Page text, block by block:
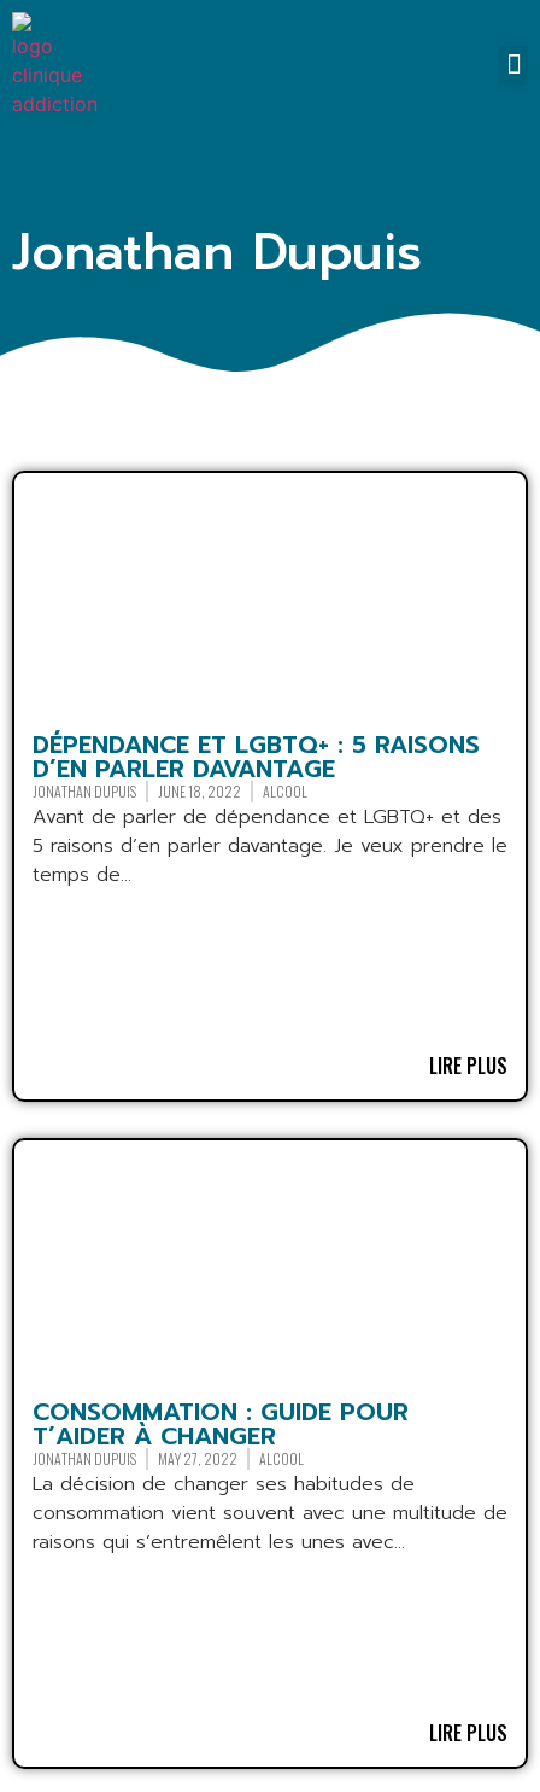
Jonathan Dupuis
DÉPENDANCE ET LGBTQ+ : 5 RAISONS
D’EN PARLER DAVANTAGE
JONATHAN DUPUIS JUNE 18, 2022 ALCOOL
Avant de parler de dépendance et LGBTQ+ et des
5 raisons d’en parler davantage. Je veux prendre le
temps de...
LIRE PLUS
CONSOMMATION : GUIDE POUR
T’AIDER À CHANGER
JONATHAN DUPUIS MAY 27, 2022 ALCOOL
La décision de changer ses habitudes de
consommation vient souvent avec une multitude de
raisons qui s’entremêlent les unes avec...
LIRE PLUS